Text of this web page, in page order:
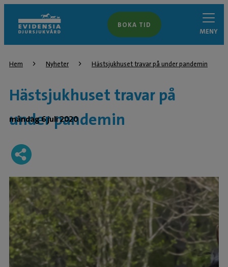
BOKA TID
MENY
Hem Nyheter Hästsjukhuset travar på under pandemin
Hästsjukhuset travar på
under pandemin
måndag 6 juli 2020